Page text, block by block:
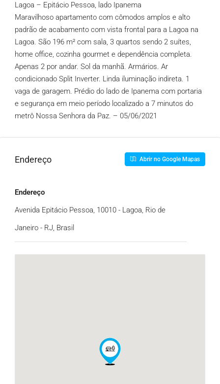
Lagoa – Epitácio Pessoa, lado Ipanema
Maravilhoso apartamento com cômodos amplos e alto
padrão de acabamento com vista frontal para a Lagoa na
Lagoa. São 196 m² com sala, 3 quartos sendo 2 suítes,
home office, cozinha gourmet e dependência completa.
Apenas 2 por andar. Sol da manhã. Armários. Ar
condicionado Split Inverter. Linda iluminação indireta. 1
vaga de garagem. Prédio do lado de Ipanema com portaria
e segurança em meio período localizado a 7 minutos do
metrô Nossa Senhora da Paz. – 05/06/2021
Endereço Abrir no Google Mapas
Endereço
Avenida Epitácio Pessoa, 10010 - Lagoa, Rio de
Janeiro - RJ, Brasil